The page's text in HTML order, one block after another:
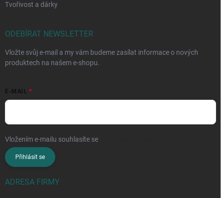
Tvořivost a dárky
ODEBÍRAT NEWSLETTER
Vložte svůj e-mail a my vám budeme zasílat informace o nových
produktech na našem e-shopu.
E-MAIL
Vložením e-mailu souhlasíte se
Přihlásit se
ADRESA FIRMY